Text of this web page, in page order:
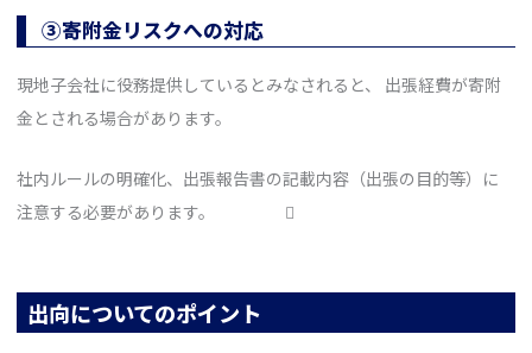
③寄附金リスクへの対応
現地子会社に役務提供しているとみなされると、 出張経費が寄附
金とされる場合があります。
社内ルールの明確化、出張報告書の記載内容（出張の目的等）に
注意する必要があります。 
出向についてのポイント